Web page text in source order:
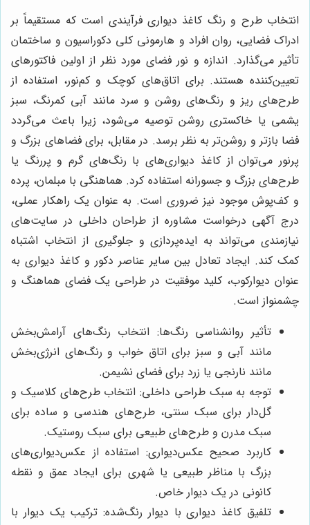
انتخاب طرح و رنگ کاغذ دیواری فرآیندی است که مستقیماً بر
ادراک فضایی، روان افراد و هارمونی کلی دکوراسیون و ساختمان
تأثیر می‌گذارد. اندازه و نور فضای مورد نظر از اولین فاکتورهای
تعیین‌کننده هستند. برای اتاق‌های کوچک و کم‌نور، استفاده از
طرح‌های ریز و رنگ‌های روشن و سرد مانند آبی کمرنگ، سبز
یشمی یا خاکستری روشن توصیه می‌شود، زیرا باعث می‌گردد
فضا بازتر و روشن‌تر به نظر برسد. در مقابل، برای فضاهای بزرگ و
پرنور می‌توان از کاغذ دیواری‌های با رنگ‌های گرم و پررنگ یا
طرح‌های بزرگ و جسورانه استفاده کرد. هماهنگی با مبلمان، پرده
و کف‌پوش موجود نیز ضروری است. به عنوان یک راهکار عملی،
درج آگهی درخواست مشاوره از طراحان داخلی در سایت‌های
نیازمندی می‌تواند به ایده‌پردازی و جلوگیری از انتخاب اشتباه
کمک کند. ایجاد تعادل بین سایر عناصر دکور و کاغذ دیواری به
عنوان دیوارکوب، کلید موفقیت در طراحی یک فضای هماهنگ و
چشمنواز است.
تأثیر روانشناسی رنگ‌ها: انتخاب رنگ‌های آرامش‌بخش
مانند آبی و سبز برای اتاق خواب و رنگ‌های انرژی‌بخش
مانند نارنجی یا زرد برای فضای نشیمن.
توجه به سبک طراحی داخلی: انتخاب طرح‌های کلاسیک و
گل‌دار برای سبک سنتی، طرح‌های هندسی و ساده برای
سبک مدرن و طرح‌های طبیعی برای سبک روستیک.
کاربرد صحیح عکس‌دیواری: استفاده از عکس‌دیواری‌های
بزرگ با مناظر طبیعی یا شهری برای ایجاد عمق و نقطه
کانونی در یک دیوار خاص.
تلفیق کاغذ دیواری با دیوار رنگ‌شده: ترکیب یک دیوار با